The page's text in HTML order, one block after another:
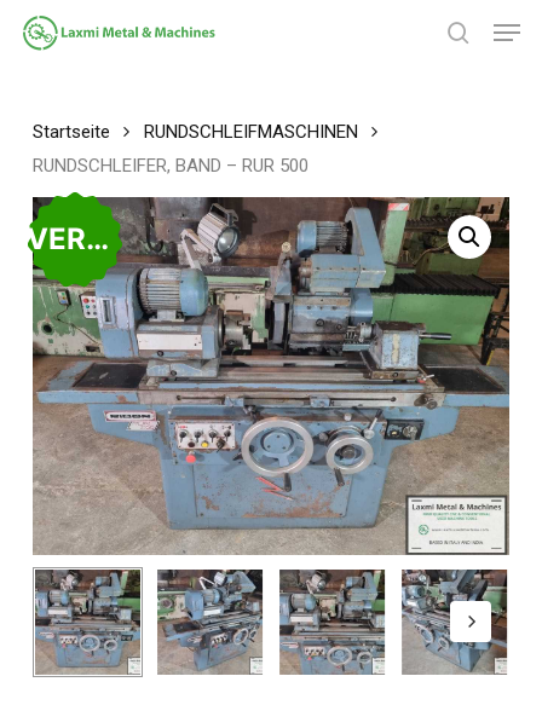
Zum
Hauptinhalt
Startseite
RUNDSCHLEIFMASCHINEN
RUNDSCHLEIFER, BAND – RUR 500
VERKAUFT